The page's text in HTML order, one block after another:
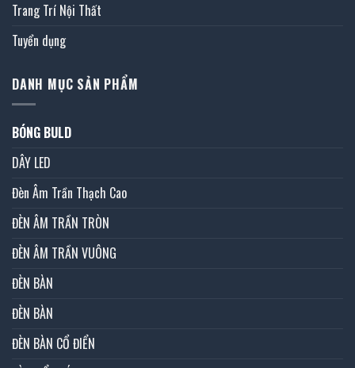
Trang Trí Nội Thất
Tuyển dụng
DANH MỤC SẢN PHẨM
BÓNG BULD
DÂY LED
Đèn Âm Trần Thạch Cao
ĐÈN ÂM TRẦN TRÒN
ĐÈN ÂM TRẦN VUÔNG
ĐÈN BÀN
ĐÈN BÀN
ĐÈN BÀN CỔ ĐIỂN